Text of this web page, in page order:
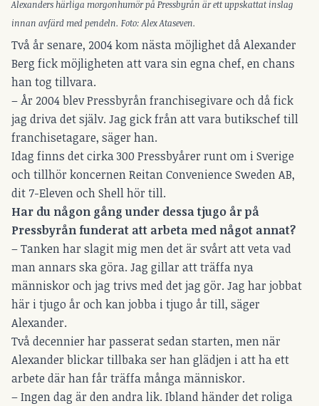
Alexanders härliga morgonhumör på Pressbyrån är ett uppskattat inslag
innan avfärd med pendeln. Foto: Alex Ataseven.
Två år senare, 2004 kom nästa möjlighet då Alexander
Berg fick möjligheten att vara sin egna chef, en chans
han tog tillvara.
– År 2004 blev Pressbyrån franchisegivare och då fick
jag driva det själv. Jag gick från att vara butikschef till
franchisetagare, säger han.
Idag finns det cirka 300 Pressbyårer runt om i Sverige
och tillhör koncernen Reitan Convenience Sweden AB,
dit 7-Eleven och Shell hör till.
Har du någon gång under dessa tjugo år på
Pressbyrån funderat att arbeta med något annat?
– Tanken har slagit mig men det är svårt att veta vad
man annars ska göra. Jag gillar att träffa nya
människor och jag trivs med det jag gör. Jag har jobbat
här i tjugo år och kan jobba i tjugo år till, säger
Alexander.
Två decennier har passerat sedan starten, men när
Alexander blickar tillbaka ser han glädjen i att ha ett
arbete där han får träffa många människor.
– Ingen dag är den andra lik. Ibland händer det roliga